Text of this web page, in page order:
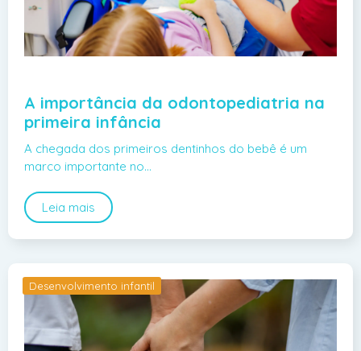
A importância da odontopediatria na
primeira infância
A chegada dos primeiros dentinhos do bebê é um
marco importante no…
Leia mais
Desenvolvimento infantil